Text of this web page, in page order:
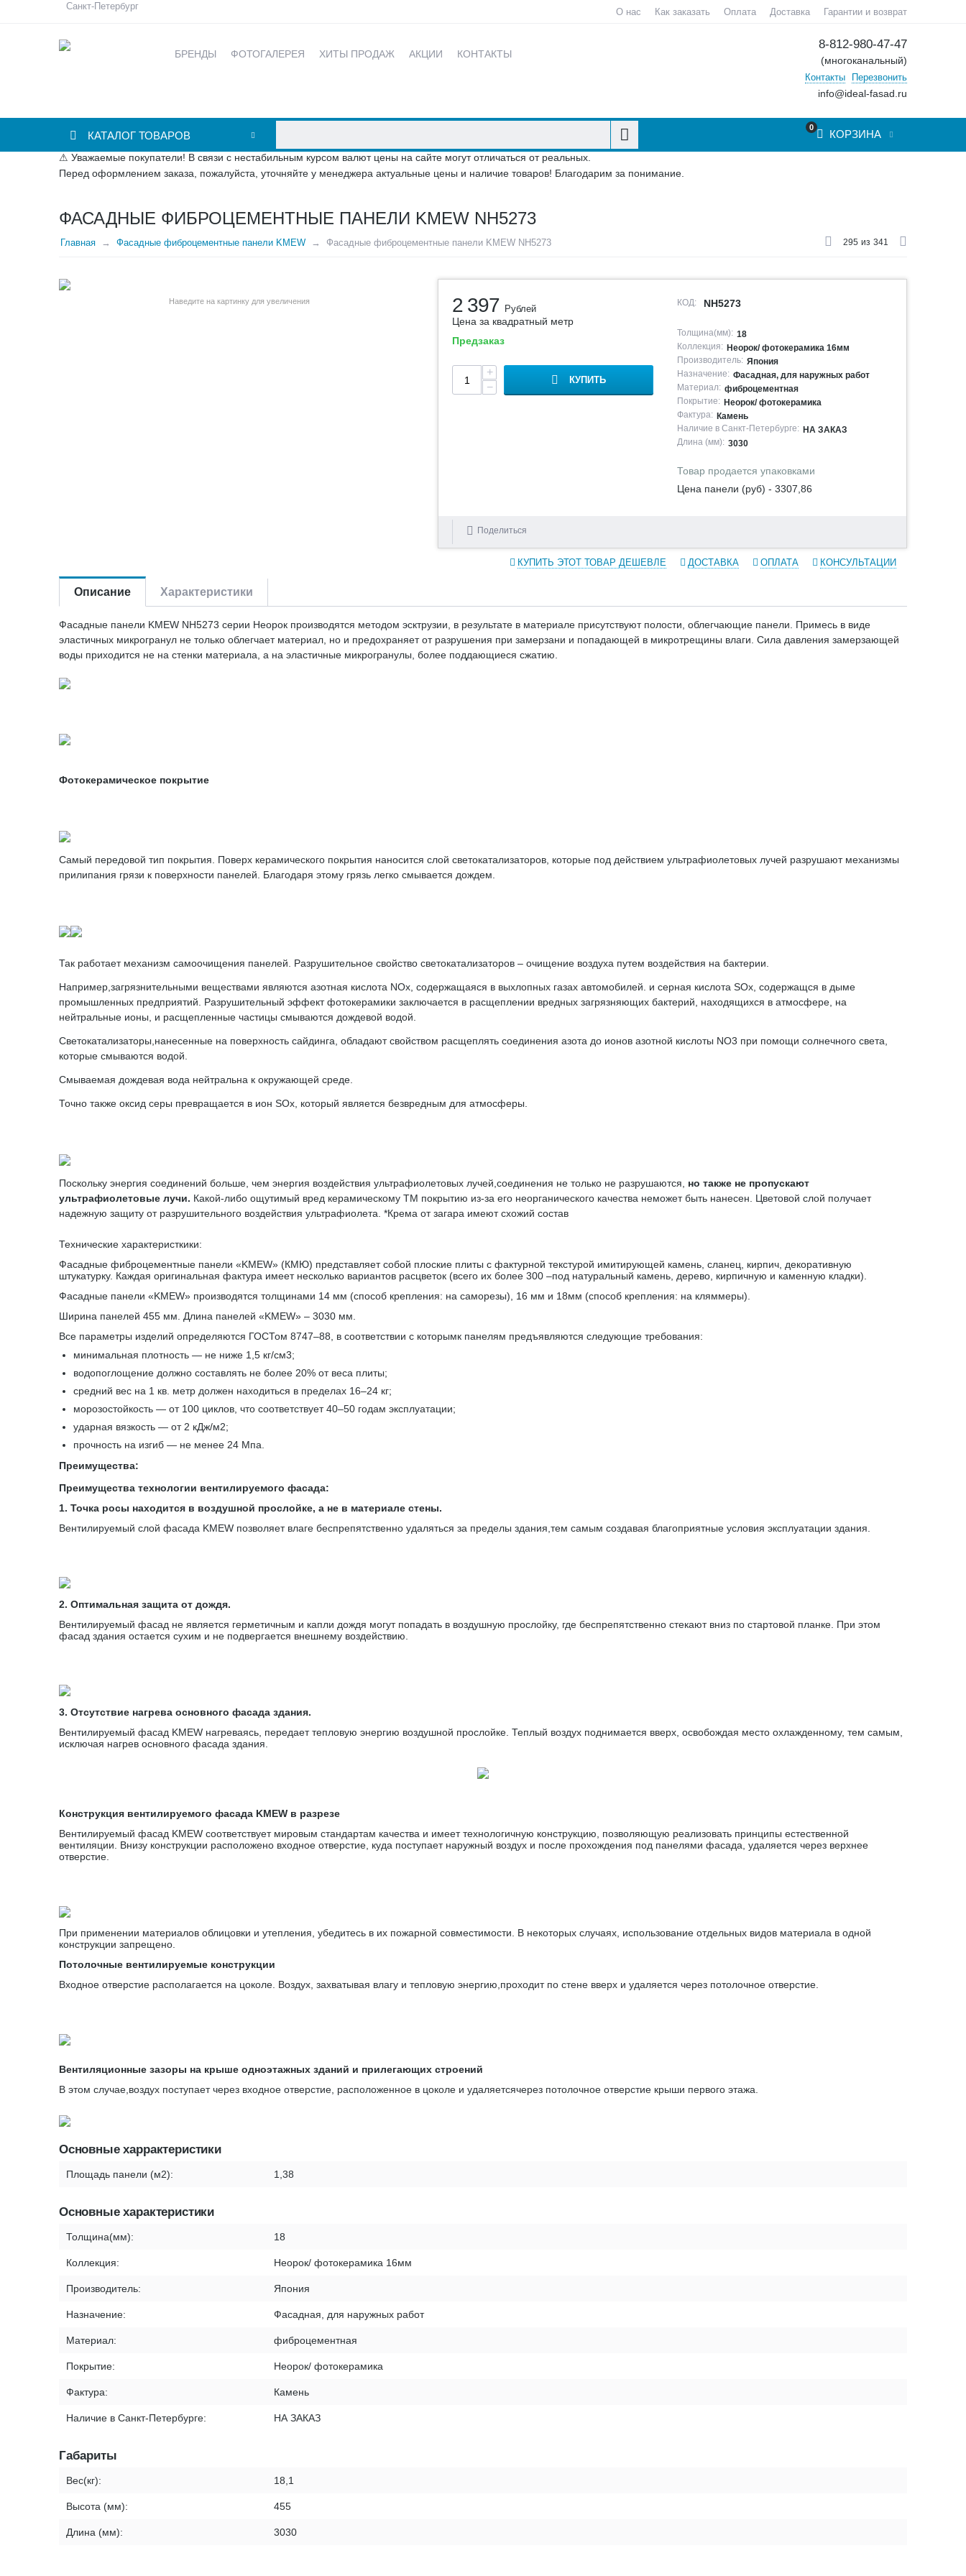
Санкт-Петербург
О нас Как заказать Оплата Доставка Гарантии и возврат
БРЕНДЫ ФОТОГАЛЕРЕЯ ХИТЫ ПРОДАЖ АКЦИИ КОНТАКТЫ
8-812-980-47-47
(многоканальный)
Контакты Перезвонить
info@ideal-fasad.ru
КАТАЛОГ ТОВАРОВ
0
КОРЗИНА
⚠ Уважаемые покупатели! В связи с нестабильным курсом валют цены на сайте могут отличаться от реальных.
Перед оформлением заказа, пожалуйста, уточняйте у менеджера актуальные цены и наличие товаров! Благодарим за понимание.
ФАСАДНЫЕ ФИБРОЦЕМЕНТНЫЕ ПАНЕЛИ KMEW NH5273
Главная Фасадные фиброцементные панели KMEW Фасадные фиброцементные панели KMEW NH5273 295 из 341
Наведите на картинку для увеличения 2 397 Рублей
Цена за квадратный метр
Предзаказ
+
−
КУПИТЬ
КОД: NH5273
Толщина(мм): 18
Коллекция: Неорок/ фотокерамика 16мм
Производитель: Япония
Назначение: Фасадная, для наружных работ
Материал: фиброцементная
Покрытие: Неорок/ фотокерамика
Фактура: Камень
Наличие в Санкт-Петербурге: НА ЗАКАЗ
Длина (мм): 3030
Товар продается упаковками
Цена панели (руб) - 3307,86
Поделиться
КУПИТЬ ЭТОТ ТОВАР ДЕШЕВЛЕ ДОСТАВКА ОПЛАТА КОНСУЛЬТАЦИИ
Описание Характеристики
Фасадные панели KMEW NH5273 серии Неорок производятся методом эсктрузии, в результате в материале присутствуют полости, облегчающие панели. Примесь в виде
эластичных микрогранул не только облегчает материал, но и предохраняет от разрушения при замерзани и попадающей в микротрещины влаги. Сила давления замерзающей
воды приходится не на стенки материала, а на эластичные микрогранулы, более поддающиеся сжатию.
Фотокерамическое покрытие
Самый передовой тип покрытия. Поверх керамического покрытия наносится слой светокатализаторов, которые под действием ультрафиолетовых лучей разрушают механизмы
прилипания грязи к поверхности панелей. Благодаря этому грязь легко смывается дождем.
Так работает механизм самоочищения панелей. Разрушительное свойство светокатализаторов – очищение воздуха путем воздействия на бактерии.
Например,загрязнительными веществами являются азотная кислота NOx, содержащаяся в выхлопных газах автомобилей. и серная кислота SOx, содержащся в дыме
промышленных предприятий. Разрушительный эффект фотокерамики заключается в расщеплении вредных загрязняющих бактерий, находящихся в атмосфере, на
нейтральные ионы, и расщепленные частицы смываются дождевой водой.
Светокатализаторы,нанесенные на поверхность сайдинга, обладают свойством расщеплять соединения азота до ионов азотной кислоты NO3 при помощи солнечного света,
которые смываются водой.
Смываемая дождевая вода нейтральна к окружающей среде.
Точно также оксид серы превращается в ион SOx, который является безвредным для атмосферы.
Поскольку энергия соединений больше, чем энергия воздействия ультрафиолетовых лучей,соединения не только не разрушаются, но также не пропускают
ультрафиолетовые лучи. Какой-либо ощутимый вред керамическому TM покрытию из-за его неорганического качества неможет быть нанесен. Цветовой слой получает
надежную защиту от разрушительного воздействия ультрафиолета. *Крема от загара имеют схожий состав
Технические характеристкики:
Фасадные фиброцементные панели «KMEW» (КМЮ) представляет собой плоские плиты с фактурной текстурой имитирующей камень, сланец, кирпич, декоративную
штукатурку. Каждая оригинальная фактура имеет несколько вариантов расцветок (всего их более 300 –под натуральный камень, дерево, кирпичную и каменную кладки).
Фасадные панели «KMEW» производятся толщинами 14 мм (способ крепления: на саморезы), 16 мм и 18мм (способ крепления: на кляммеры).
Ширина панелей 455 мм. Длина панелей «KMEW» – 3030 мм.
Все параметры изделий определяются ГОСТом 8747–88, в соответствии с которымк панелям предъявляются следующие требования:
минимальная плотность — не ниже 1,5 кг/см3;
водопоглощение должно составлять не более 20% от веса плиты;
средний вес на 1 кв. метр должен находиться в пределах 16–24 кг;
морозостойкость — от 100 циклов, что соответствует 40–50 годам эксплуатации;
ударная вязкость — от 2 кДж/м2;
прочность на изгиб — не менее 24 Мпа.
Преимущества:
Преимущества технологии вентилируемого фасада:
1. Точка росы находится в воздушной прослойке, а не в материале стены.
Вентилируемый слой фасада KMEW позволяет влаге беспрепятственно удаляться за пределы здания,тем самым создавая благоприятные условия эксплуатации здания.
2. Оптимальная защита от дождя.
Вентилируемый фасад не является герметичным и капли дождя могут попадать в воздушную прослойку, где беспрепятственно стекают вниз по стартовой планке. При этом
фасад здания остается сухим и не подвергается внешнему воздействию.
3. Отсутствие нагрева основного фасада здания.
Вентилируемый фасад KMEW нагреваясь, передает тепловую энергию воздушной прослойке. Теплый воздух поднимается вверх, освобождая место охлажденному, тем самым,
исключая нагрев основного фасада здания.
Конструкция вентилируемого фасада KMEW в разрезе
Вентилируемый фасад KMEW соответствует мировым стандартам качества и имеет технологичную конструкцию, позволяющую реализовать принципы естественной
вентиляции. Внизу конструкции расположено входное отверстие, куда поступает наружный воздух и после прохождения под панелями фасада, удаляется через верхнее
отверстие.
При применении материалов облицовки и утепления, убедитесь в их пожарной совместимости. В некоторых случаях, использование отдельных видов материала в одной
конструкции запрещено.
Потолочные вентилируемые конструкции
Входное отверстие располагается на цоколе. Воздух, захватывая влагу и тепловую энергию,проходит по стене вверх и удаляется через потолочное отверстие.
Вентиляционные зазоры на крыше одноэтажных зданий и прилегающих строений
В этом случае,воздух поступает через входное отверстие, расположенное в цоколе и удаляетсячерез потолочное отверстие крыши первого этажа.
Основные харрактеристики
Площадь панели (м2): 1,38
Основные характеристики
Толщина(мм): 18
Коллекция: Неорок/ фотокерамика 16мм
Производитель: Япония
Назначение: Фасадная, для наружных работ
Материал: фиброцементная
Покрытие: Неорок/ фотокерамика
Фактура: Камень
Наличие в Санкт-Петербурге: НА ЗАКАЗ
Габариты
Вес(кг): 18,1
Высота (мм): 455
Длина (мм): 3030